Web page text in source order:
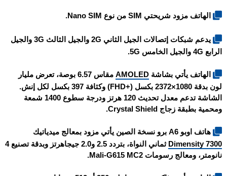
الهاتف مزود شريحتي SIM من نوع Nano SIM.
يدعم شبكات إتصالات الجيل الثاني 2G والجيل الثالث 3G والجيل
الرابع 4G والجيل الخامس 5G.
الهاتف يأتي بشاشة AMOLED
مقاس 6.57 بوصة، تعرض مليار
لون بدقة 1080×2372 بكسل (+FHD) وكثافة 397 بكسل لكل إنش.
الشاشة تدعم معدل تحديث 120 هرتز ودرجة سطوع 1400 شمعة
ومحمية بطبقة زجاج Crystal Shield.
هاتف اوبو A6 برو نسخة الصين
يأتي مزود بمعالج ميدياتيك
Dimensity 7300
ثماني النواة، بتردد 2.5 و2.0 جيجاهرتز وبدقة تصنيع 4
نانومتر، ومعالج رسومات Mali-G615 MC2.